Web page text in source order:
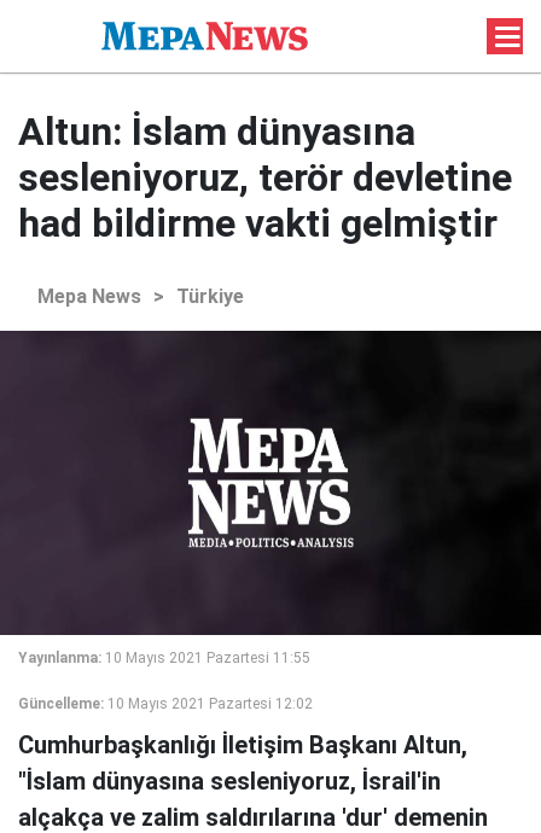
Altun: İslam dünyasına
sesleniyoruz, terör devletine
had bildirme vakti gelmiştir
Mepa News > Türkiye
Yayınlanma: 10 Mayıs 2021 Pazartesi 11:55
Güncelleme: 10 Mayıs 2021 Pazartesi 12:02
Cumhurbaşkanlığı İletişim Başkanı Altun,
"İslam dünyasına sesleniyoruz, İsrail'in
alçakça ve zalim saldırılarına 'dur' demenin